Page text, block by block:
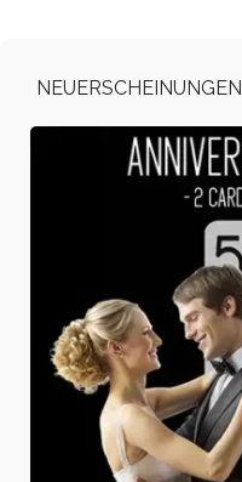
NEUERSCHEINUNGEN